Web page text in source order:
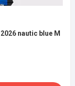
nautic blue M